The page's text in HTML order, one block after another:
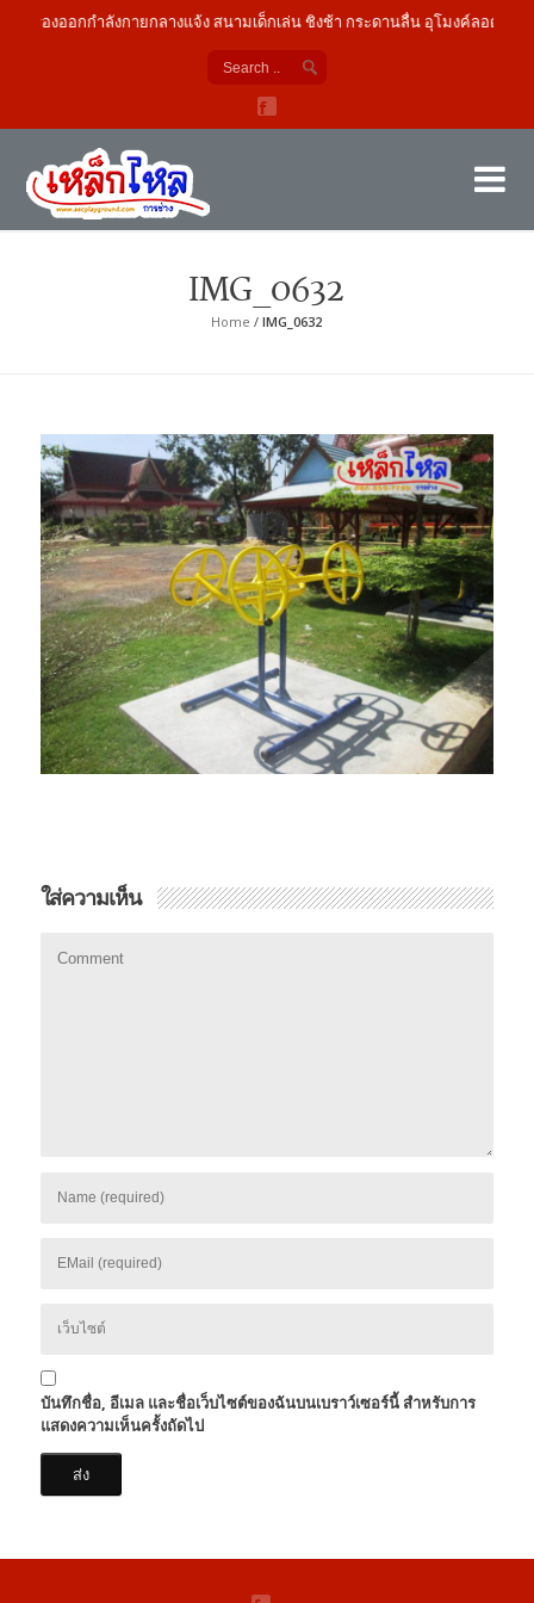
เครื่องออกกำลังกายกลางแจ้ง สนามเด็กเล่น ชิงช้า กระดานลื่น อุโมงค์ลอด
IMG_0632
Home /IMG_0632
ใส่ความเห็น
บันทึกชื่อ, อีเมล และชื่อเว็บไซต์ของฉันบนเบราว์เซอร์นี้ สำหรับการ
แสดงความเห็นครั้งถัดไป